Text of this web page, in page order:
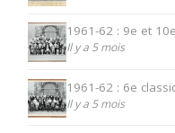
1961-62 : 9e et
Il y a 5 mois
1961-62 : 6e
Il y a 5 mois